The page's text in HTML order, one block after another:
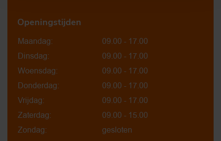
Openingstijden
Maandag:
09.00 - 17.00
Dinsdag:
09.00 - 17.00
Woensdag:
09.00 - 17.00
Donderdag:
09.00 - 17.00
Vrijdag:
09.00 - 17.00
Zaterdag:
09.00 - 15.00
Zondag:
gesloten